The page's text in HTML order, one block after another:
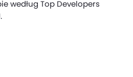
według Top Developers